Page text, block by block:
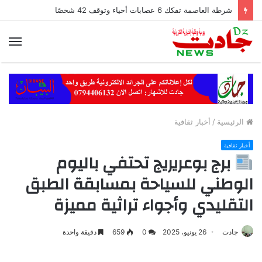
شرطة العاصمة تفكك 6 عصابات أحياء وتوقف 42 شخصًا
الرئيسية / أخبار ثقافية
أخبار ثقافية
برج بوعريريج تحتفي باليوم
الوطني للسياحة بمسابقة الطبق
التقليدي وأجواء تراثية مميزة
جادت 26 يونيو، 2025 0
659 دقيقة واحدة